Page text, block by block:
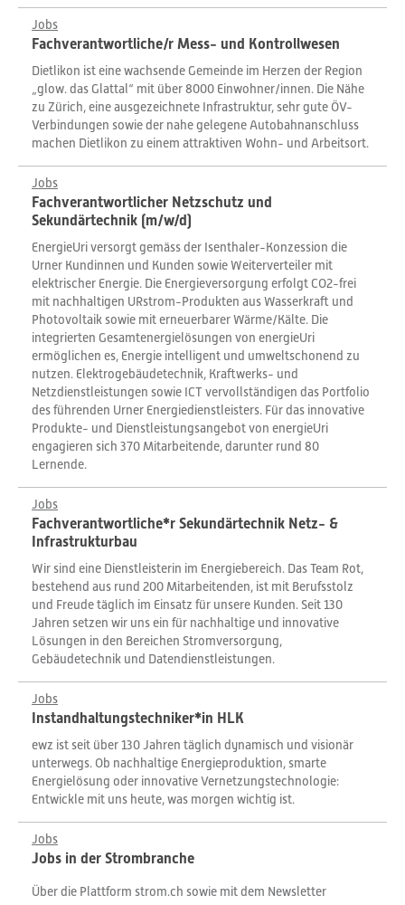
Jobs
Fachverantwortliche/r Mess- und Kontrollwesen
Dietlikon ist eine wachsende Gemeinde im Herzen der Region
„glow. das Glattal“ mit über 8000 Einwohner/innen. Die Nähe
zu Zürich, eine ausgezeichnete Infrastruktur, sehr gute ÖV-
Verbindungen sowie der nahe gelegene Autobahnanschluss
machen Dietlikon zu einem attraktiven Wohn- und Arbeitsort.
Jobs
Fachverantwortlicher Netzschutz und
Sekundärtechnik (m/w/d)
EnergieUri versorgt gemäss der Isenthaler-Konzession die
Urner Kundinnen und Kunden sowie Weiterverteiler mit
elektrischer Energie. Die Energieversorgung erfolgt CO2-frei
mit nachhaltigen URstrom-Produkten aus Wasserkraft und
Photovoltaik sowie mit erneuerbarer Wärme/Kälte. Die
integrierten Gesamtenergielösungen von energieUri
ermöglichen es, Energie intelligent und umweltschonend zu
nutzen. Elektrogebäudetechnik, Kraftwerks- und
Netzdienstleistungen sowie ICT vervollständigen das Portfolio
des führenden Urner Energiedienstleisters. Für das innovative
Produkte- und Dienstleistungsangebot von energieUri
engagieren sich 370 Mitarbeitende, darunter rund 80
Lernende.
Jobs
Fachverantwortliche*r Sekundärtechnik Netz- &
Infrastrukturbau
Wir sind eine Dienstleisterin im Energiebereich. Das Team Rot,
bestehend aus rund 200 Mitarbeitenden, ist mit Berufsstolz
und Freude täglich im Einsatz für unsere Kunden. Seit 130
Jahren setzen wir uns ein für nachhaltige und innovative
Lösungen in den Bereichen Stromversorgung,
Gebäudetechnik und Datendienstleistungen.
Jobs
Instandhaltungstechniker*in HLK
ewz ist seit über 130 Jahren täglich dynamisch und visionär
unterwegs. Ob nachhaltige Energieproduktion, smarte
Energielösung oder innovative Vernetzungstechnologie:
Entwickle mit uns heute, was morgen wichtig ist.
Jobs
Jobs in der Strombranche
Über die Plattform strom.ch sowie mit dem Newsletter